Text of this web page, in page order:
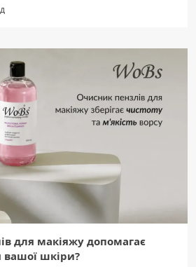
для макіяжу допомагає
вашої шкіри?